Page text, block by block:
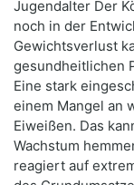
Jugendalter Der
noch in der
Gewichtsverlust
gesundheitlichen
Eine stark
einem Mangel an
Eiweißen. Das
Wachstum
reagiert auf